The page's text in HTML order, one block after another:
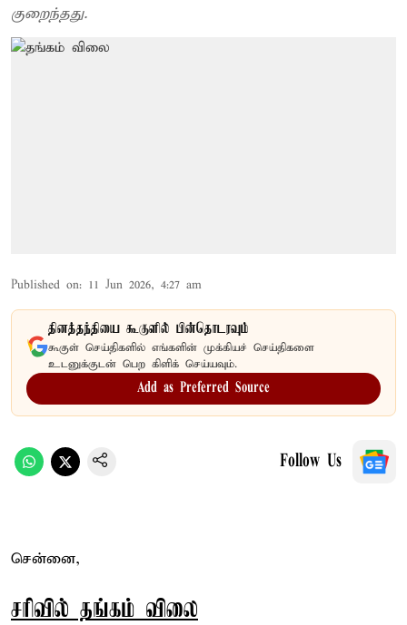
குறைந்தது.
Published on: 11 Jun 2026, 4:27 am
தினத்தந்தியை கூகுளில் பின்தொடரவும்
கூகுள் செய்திகளில் எங்களின் முக்கியச் செய்திகளை
உடனுக்குடன் பெற கிளிக் செய்யவும்.
Add as Preferred Source
Follow Us
சென்னை,
சரிவில் தங்கம் விலை